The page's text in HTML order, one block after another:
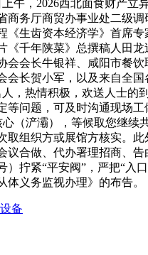
午，2026西北面食财产
务厅商贸办事业处二级
生齿资本经济学》首席
千年陕菜》总撰稿人田
会长牛银祥、咸阳市餐
长贺小军，以及来自全
，热情积极，欢送人士
问题，可及时沟通现场
（浐灞），等候取您继
组织方或展馆方核实。
合做、代办署理招商、
）拧紧“平安阀”，严把“
义务监视办理》的布告。
备